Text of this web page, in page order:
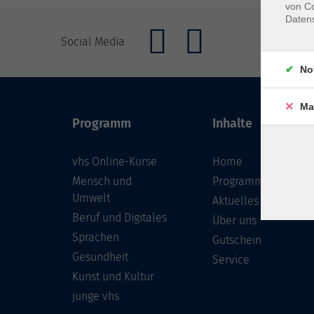
Social Media
Programm
vhs Online-Kurse
Mensch und
Umwelt
Beruf und Digitales
Sprachen
Gesundheit
Kunst und Kultur
junge vhs
Inhalte
Home
Programmheft
Aktuelles
Über uns
Gutschein
Service
von